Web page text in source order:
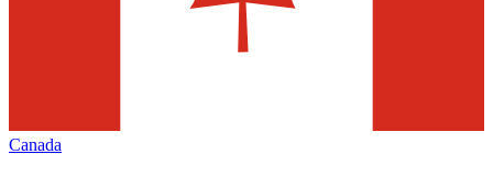
Canada